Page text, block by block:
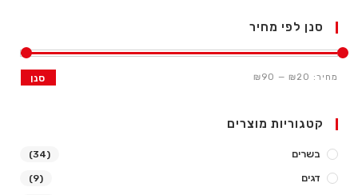
סנן לפי מחיר
סנן מחיר: ₪20
—
₪90
קטגוריות מוצרים
בשרים (34)
דגים (9)